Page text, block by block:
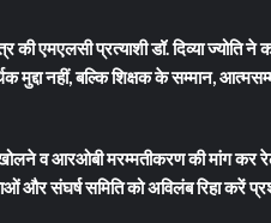
की एमएलसी प्रत्याशी डॉ. दिव्या ज्योति ने
मुद्दा नहीं, बल्कि शिक्षक के सम्मान,
व आरओबी मरम्मतीकरण की मांग कर
और संघर्ष समिति को अविलंब रिहा करें